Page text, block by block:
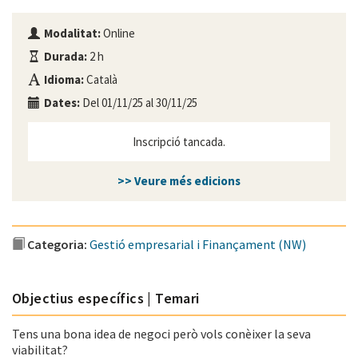
Modalitat:Online
Durada: 2 h
Idioma:Català
Dates: Del 01/11/25 al 30/11/25
Inscripció tancada.
>> Veure més edicions
Categoria: Gestió empresarial i Finançament (NW)
Objectius específics | Temari
Tens una bona idea de negoci però vols conèixer la seva
viabilitat?